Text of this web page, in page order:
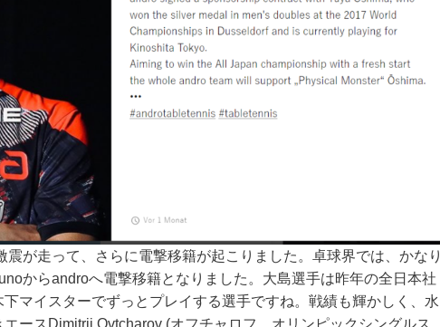
が走って、さらに電撃移籍が起こりました。卓球界では、かなり
からandroへ電撃移籍となりました。大島選手は昨年の全日本社
マイスターでずっとプレイする選手ですね。戦績も輝かしく、水
ースDimitrij Ovtcharov (オフチャロフ、オリンピックシングルス